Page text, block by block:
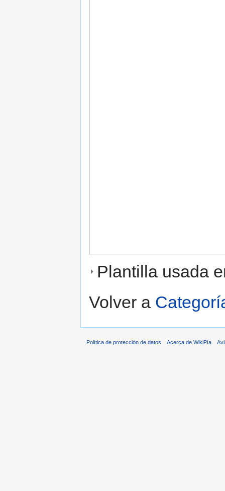
Plantilla usada
Volver a
Política de protección de datos Acerca de WikiPía